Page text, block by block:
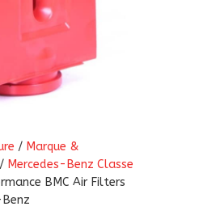
/ Marque &
/ Mercedes-Benz Classe
BMC Air Filters